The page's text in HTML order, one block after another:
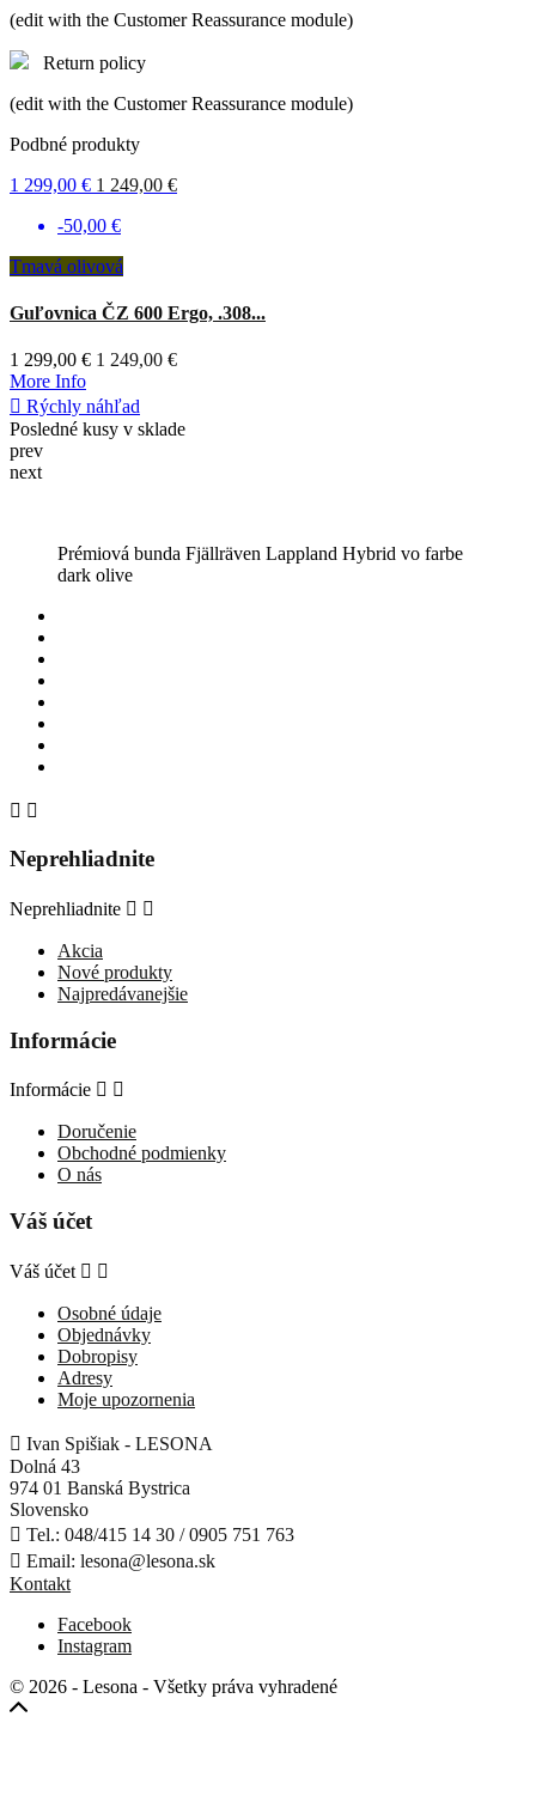
(edit with the Customer Reassurance module)
Return policy
(edit with the Customer Reassurance module)
Podbné produkty
55,90 €
Čierna
Púzdro pre skryté nosenie...
55,90 €
 Rýchly náhľad
prev
next
Prémiová bunda Fjällräven Lappland Hybrid vo farbe
dark olive
 
Neprehliadnite
Neprehliadnite  
Akcia
Nové produkty
Najpredávanejšie
Informácie
Informácie  
Doručenie
Obchodné podmienky
O nás
Váš účet
Váš účet  
Osobné údaje
Objednávky
Dobropisy
Adresy
Moje upozornenia
 Ivan Spišiak - LESONA
Dolná 43
974 01 Banská Bystrica
Slovensko
 Tel.: 048/415 14 30 / 0905 751 763
 Email: lesona@lesona.sk
Kontakt
Facebook
Instagram
© 2026 - Lesona - Všetky práva vyhradené